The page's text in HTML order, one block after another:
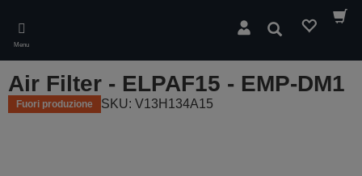
main
content
Menu
Cerca
Air Filter - ELPAF15 - EMP-DM1
Fuori produzione SKU: V13H134A15